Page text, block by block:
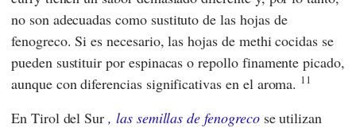
no son adecuadas como sustituto de las hojas de
fenogreco. Si es necesario, las hojas de methi cocidas se
pueden sustituir por espinacas o repollo finamente picado,
aunque con diferencias significativas en el aroma. 11
En Tirol del Sur, las semillas de fenogrecose utilizan